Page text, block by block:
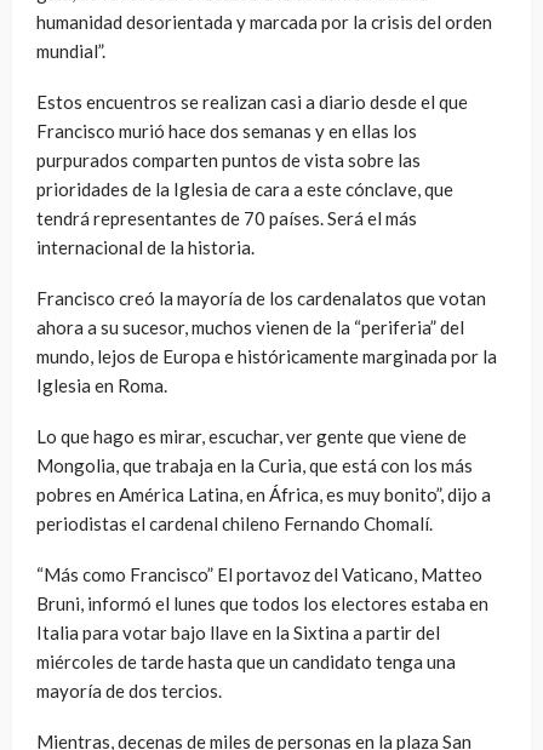
humanidad desorientada y marcada por la crisis del orden
mundial”.
Estos encuentros se realizan casi a diario desde el que
Francisco murió hace dos semanas y en ellas los
purpurados comparten puntos de vista sobre las
prioridades de la Iglesia de cara a este cónclave, que
tendrá representantes de 70 países. Será el más
internacional de la historia.
Francisco creó la mayoría de los cardenalatos que votan
ahora a su sucesor, muchos vienen de la “periferia” del
mundo, lejos de Europa e históricamente marginada por la
Iglesia en Roma.
Lo que hago es mirar, escuchar, ver gente que viene de
Mongolia, que trabaja en la Curia, que está con los más
pobres en América Latina, en África, es muy bonito”, dijo a
periodistas el cardenal chileno Fernando Chomalí.
“Más como Francisco” El portavoz del Vaticano, Matteo
Bruni, informó el lunes que todos los electores estaba en
Italia para votar bajo llave en la Sixtina a partir del
miércoles de tarde hasta que un candidato tenga una
mayoría de dos tercios.
Mientras, decenas de miles de personas en la plaza San